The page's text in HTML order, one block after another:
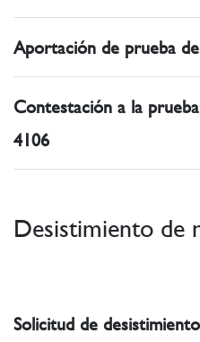
Aportación de prueba
Contestación a la
4106
Desistimiento de
Solicitud de